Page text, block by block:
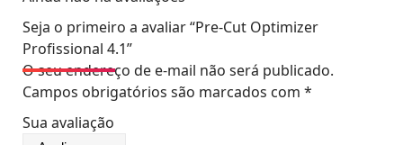
Seja o primeiro a avaliar “Pre-Cut Optimizer
Profissional 4.1”
O seu endereço de e-mail não será publicado.
Campos obrigatórios são marcados com *
Sua avaliação